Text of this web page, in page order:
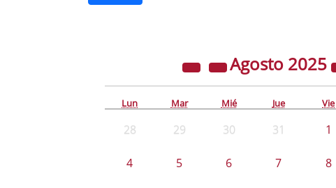
Agosto 2025
Lun Mar Mié Jue Vie
28 29 30 31 1
4 5 6 7 8